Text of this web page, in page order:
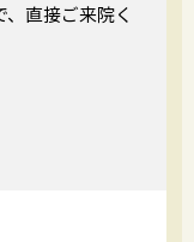
直接ご来院く